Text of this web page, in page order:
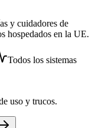
y cuidadores de
hospedados en la UE.
Todos los sistemas
uso y trucos.